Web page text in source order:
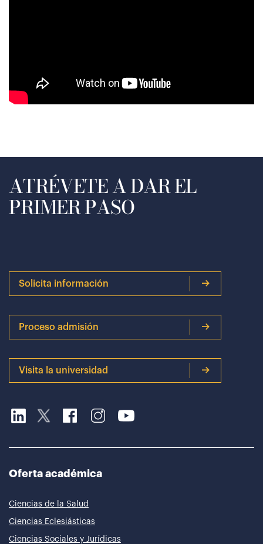
ATRÉVETE A DAR EL
PRIMER PASO
Solicita información
Proceso admisión
Visita la universidad
Oferta académica
Ciencias de la Salud
Ciencias Eclesiásticas
Ciencias Sociales y Jurídicas